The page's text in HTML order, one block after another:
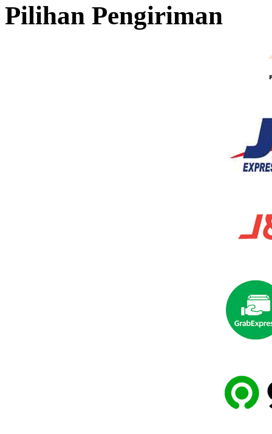
Pilihan Pengiriman